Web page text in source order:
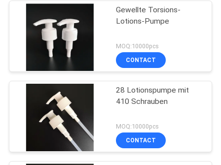
Gewellte Torsions-
Lotions-Pumpe
MOQ:10000pcs
CONTACT
28 Lotionspumpe mit
410 Schrauben
MOQ:10000pcs
CONTACT